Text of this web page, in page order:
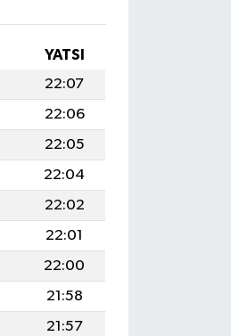
YATSI
22:07
22:06
22:05
22:04
22:02
22:01
22:00
21:58
21:57